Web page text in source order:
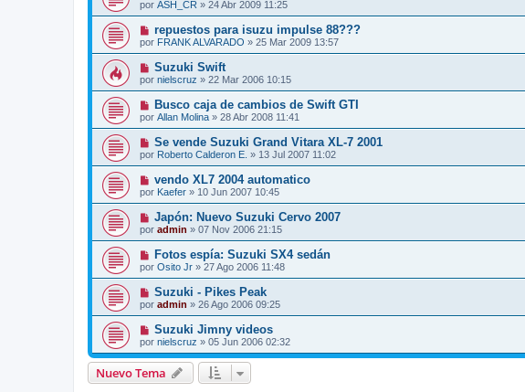
por ASH_CR » 24 Abr 2009 11:25
repuestos para isuzu impulse 88???
por FRANK ALVARADO » 25 Mar 2009 13:57
Suzuki Swift
por nielscruz » 22 Mar 2006 10:15
Busco caja de cambios de Swift GTI
por Allan Molina » 28 Abr 2008 11:41
Se vende Suzuki Grand Vitara XL-7 2001
por Roberto Calderon E. » 13 Jul 2007 11:02
vendo XL7 2004 automatico
por Kaefer » 10 Jun 2007 10:45
Japón: Nuevo Suzuki Cervo 2007
por admin » 07 Nov 2006 21:15
Fotos espía: Suzuki SX4 sedán
por Osito Jr » 27 Ago 2006 11:48
Suzuki - Pikes Peak
por admin » 26 Ago 2006 09:25
Suzuki Jimny videos
por nielscruz » 05 Jun 2006 02:32
Nuevo Tema